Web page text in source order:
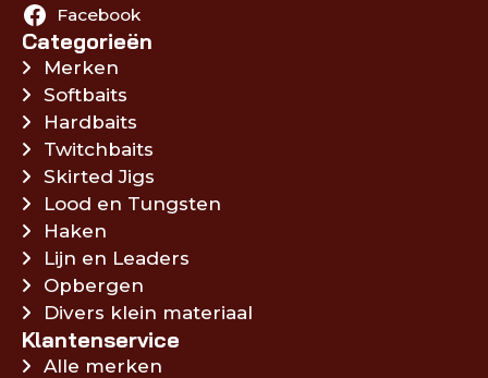
Facebook
Categorieën
Merken
Softbaits
Hardbaits
Twitchbaits
Skirted Jigs
Lood en Tungsten
Haken
Lijn en Leaders
Opbergen
Divers klein materiaal
Klantenservice
Alle merken